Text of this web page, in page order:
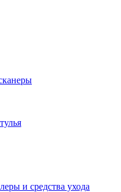
и средства ухода